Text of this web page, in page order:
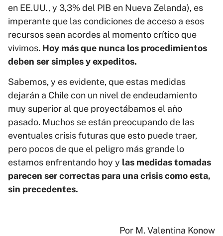
en EE.UU., y 3,3% del PIB en Nueva Zelanda), es
imperante que las condiciones de acceso a esos
recursos sean acordes al momento crítico que
vivimos. Hoy más que nunca los procedimientos
deben ser simples y expeditos.
Sabemos, y es evidente, que estas medidas
dejarán a Chile con un nivel de endeudamiento
muy superior al que proyectábamos el año
pasado. Muchos se están preocupando de las
eventuales crisis futuras que esto puede traer,
pero pocos de que el peligro más grande lo
estamos enfrentando hoy y las medidas tomadas
parecen ser correctas para una crisis como esta,
sin precedentes.
Por M. Valentina Konow